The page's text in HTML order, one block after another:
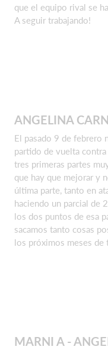
que el equipo rival se
A seguir trabajando!
ANGELINA
El pasado 9 de febrero
partido de vuelta
tres primeras partes
que hay que mejorar y
última parte, tanto en
haciendo un parcial de
los dos puntos de esa
sacamos tanto cosas
los próximos meses de
MARNI A -